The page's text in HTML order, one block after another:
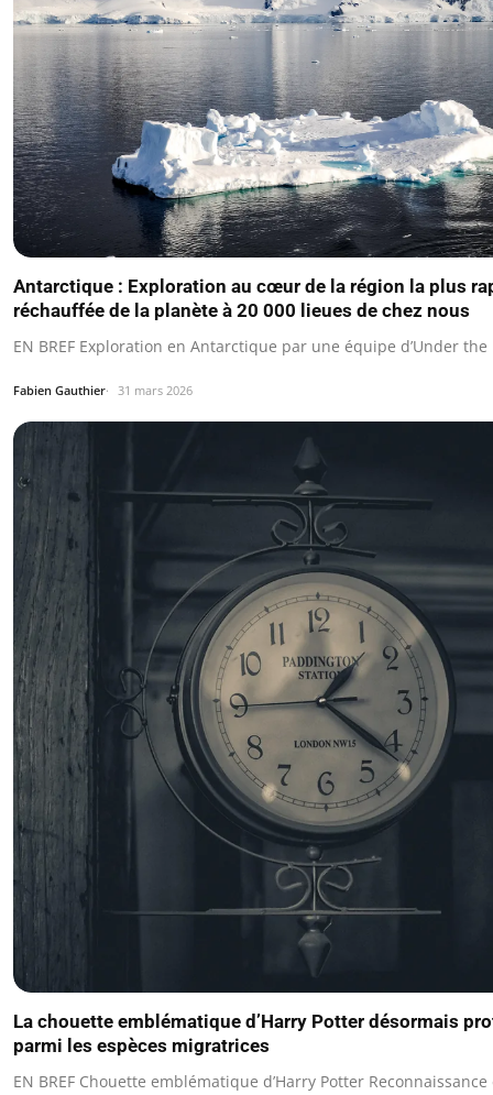
Antarctique : Exploration au cœur de la région la plus
réchauffée de la planète à 20 000 lieues de chez nous
EN BREF Exploration en Antarctique par une équipe d’Under the
Fabien Gauthier 31 mars 2026
La chouette emblématique d’Harry Potter désormais
parmi les espèces migratrices
EN BREF Chouette emblématique d’Harry Potter